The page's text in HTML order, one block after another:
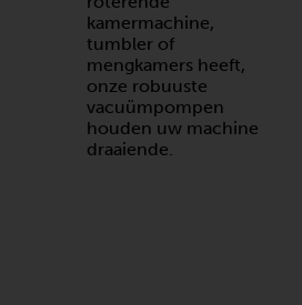
kamermachine,
tumbler of
mengkamers heeft,
onze robuuste
vacuümpompen
houden uw machine
draaiende.